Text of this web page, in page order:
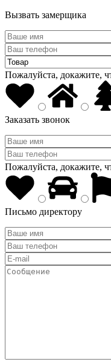
Вызвать замерщика
Пожалуйста, докажите,
Заказать звонок
Пожалуйста, докажите,
Письмо директору